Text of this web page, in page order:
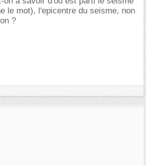
le mot), l'epicentre du seisme, non
?